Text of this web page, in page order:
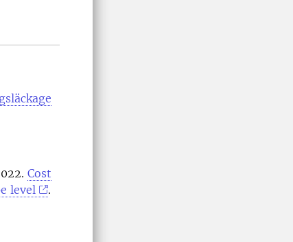
Cost
level
.